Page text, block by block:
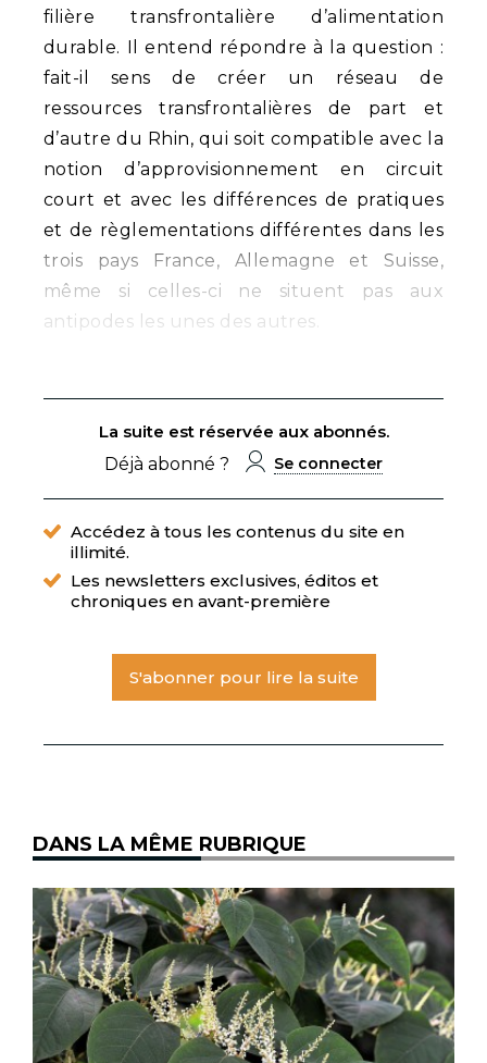
filière transfrontalière d’alimentation
durable. Il entend répondre à la question :
fait-il sens de créer un réseau de
ressources transfrontalières de part et
d’autre du Rhin, qui soit compatible avec la
notion d’approvisionnement en circuit
court et avec les différences de pratiques
et de règlementations différentes dans les
trois pays France, Allemagne et Suisse,
même si celles-ci ne situent pas aux
antipodes les unes des autres.
La suite est réservée aux abonnés.
Déjà abonné ?
Se connecter
Accédez à tous les contenus du site en
illimité.
Les newsletters exclusives, éditos et
chroniques en avant-première
S'abonner pour lire la suite
DANS LA MÊME RUBRIQUE